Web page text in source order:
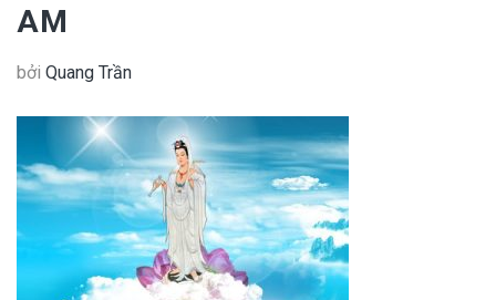
AM
bởi Quang Trần